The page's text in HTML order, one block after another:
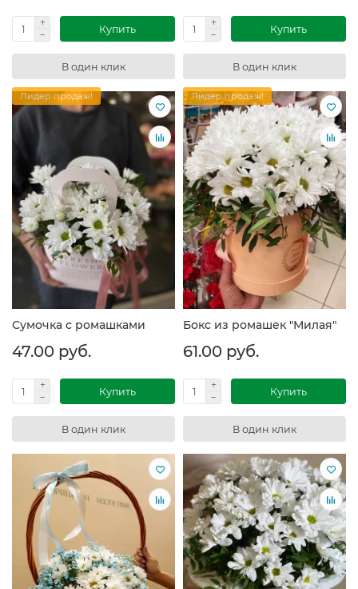
Купить
В один клик
Купить
В один клик
Лидер продаж!
Сумочка с ромашками
47.00 руб.
Купить
В один клик
Лидер продаж!
Бокс из ромашек "Милая"
61.00 руб.
Купить
В один клик